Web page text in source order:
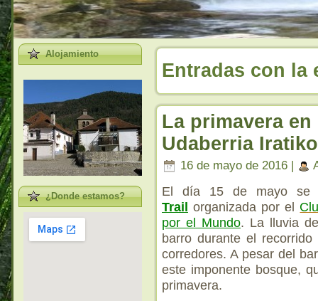
Alojamiento
¿Donde estamos?
Entradas con la
La primavera
Udaberria
16 de mayo de 2016 |
El día 15 de mayo se
Trail organizada por el
por el Mundo. La lluvia
barro durante el
corredores. A pesar del
este imponente bosque,
primavera.